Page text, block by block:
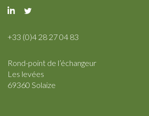
+33 (0)4 28 27 04 83
Rond-point de l’échangeur
Les levées
69360 Solaize